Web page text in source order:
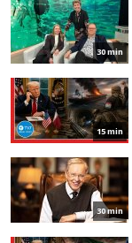
30 min
15 min
30 min